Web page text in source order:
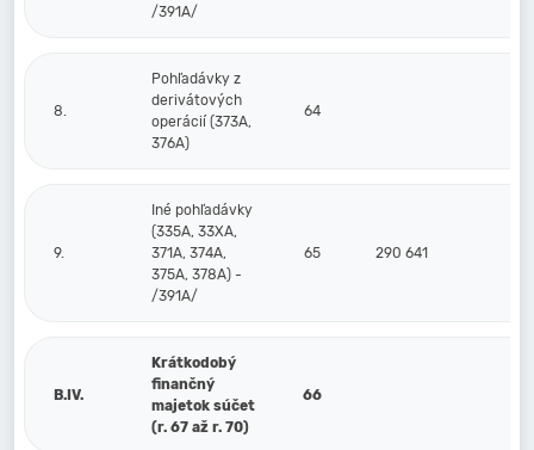
/391A/
8.
Pohľadávky z
derivátových
operácií (373A,
376A)
64
9.
Iné pohľadávky
(335A, 33XA,
371A, 374A,
375A, 378A) -
/391A/
65 290 641
B.IV.
Krátkodobý
finančný
majetok súčet
(r. 67 až r. 70)
66